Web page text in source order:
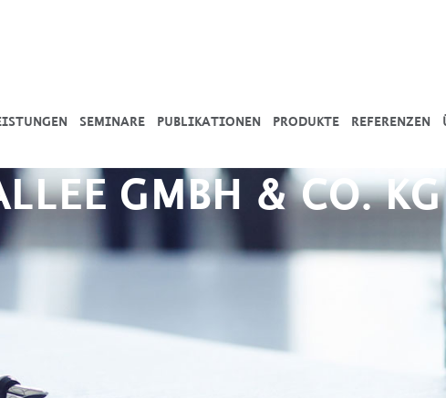
SEMINARE PUBLIKATIONEN PRODUKTE REFERENZEN
GMBH & CO. KG